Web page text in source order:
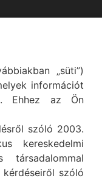
„süti”)
információt
Ehhez az Ön
szóló 2003.
kereskedelmi
társadalommal
szóló